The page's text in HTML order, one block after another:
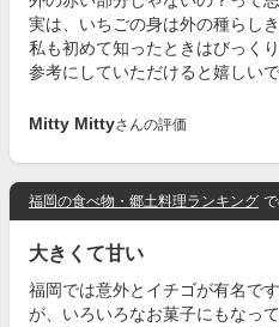
実は、いちごの身は外の種らしき
私も初めて知ったときはびっく
参考にしていただけると嬉しい
Mitty Mittyさんの評価
福岡の食べ物・郷土料理ランキング
大きくて甘い
福岡では意外とイチゴが有名で
が、いろいろなお菓子にもなっ